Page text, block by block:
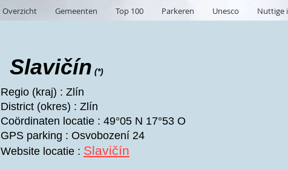
Overzicht Gemeenten Top 100 Parkeren Unesco Nuttige
Slavičín (*)
Regio (kraj) : Zlín
District (okres) : Zlín
Coördinaten locatie : 49°05 N 17°53 O
GPS parking : Osvobození 24
Website locatie : Slavičín